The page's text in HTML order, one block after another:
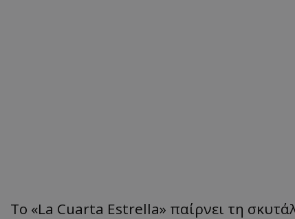
Το «La Cuarta Estrella» παίρνει τη